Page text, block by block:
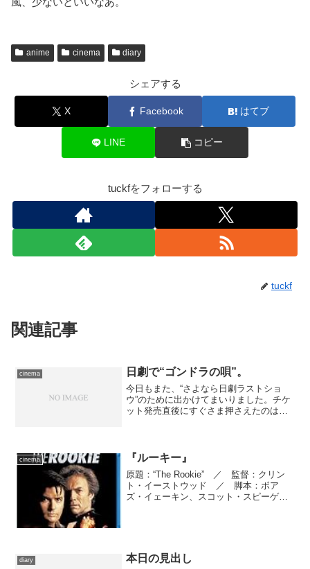
anime cinema diary
シェアする
X Facebook はてブ
LINE コピー
tuckfをフォローする
tuckf
関連記事
cinema 日劇で“ゴンドラの唄”。
今日もまた、“さよなら日劇ラストショ
ウ”のために出かけてまいりました。チケ
ット発売直後にすぐさま押さえたのは、
表の言わずもがなの...
cinema 『ルーキー』
原題：“The Rookie” ／ 監督：クリン
ト・イーストウッド ／ 脚本：ボア
ズ・イェーキン、スコット・スピーゲ
diary 本日の見出し